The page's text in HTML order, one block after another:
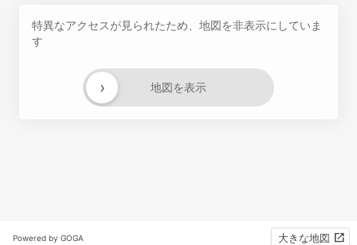
特異なアクセスが見られたため、地図を非表示にしていま
す
地図を表示
›
Powered by GOGA 大きな地図